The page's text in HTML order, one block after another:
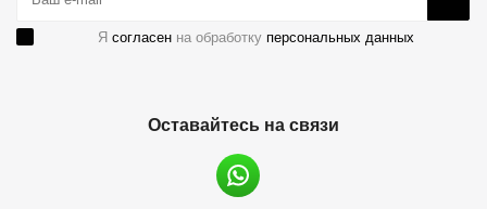
Я согласен на обработку персональных данных
Оставайтесь на связи